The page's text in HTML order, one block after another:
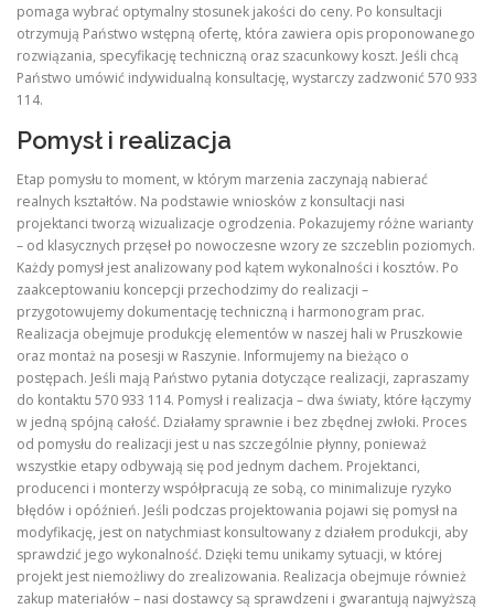
pomaga wybrać optymalny stosunek jakości do ceny. Po konsultacji
otrzymują Państwo wstępną ofertę, która zawiera opis proponowanego
rozwiązania, specyfikację techniczną oraz szacunkowy koszt. Jeśli chcą
Państwo umówić indywidualną konsultację, wystarczy zadzwonić 570 933
114.
Pomysł i realizacja
Etap pomysłu to moment, w którym marzenia zaczynają nabierać
realnych kształtów. Na podstawie wniosków z konsultacji nasi
projektanci tworzą wizualizacje ogrodzenia. Pokazujemy różne warianty
– od klasycznych przęseł po nowoczesne wzory ze szczeblin poziomych.
Każdy pomysł jest analizowany pod kątem wykonalności i kosztów. Po
zaakceptowaniu koncepcji przechodzimy do realizacji –
przygotowujemy dokumentację techniczną i harmonogram prac.
Realizacja obejmuje produkcję elementów w naszej hali w Pruszkowie
oraz montaż na posesji w Raszynie. Informujemy na bieżąco o
postępach. Jeśli mają Państwo pytania dotyczące realizacji, zapraszamy
do kontaktu 570 933 114. Pomysł i realizacja – dwa światy, które łączymy
w jedną spójną całość. Działamy sprawnie i bez zbędnej zwłoki. Proces
od pomysłu do realizacji jest u nas szczególnie płynny, ponieważ
wszystkie etapy odbywają się pod jednym dachem. Projektanci,
producenci i monterzy współpracują ze sobą, co minimalizuje ryzyko
błędów i opóźnień. Jeśli podczas projektowania pojawi się pomysł na
modyfikację, jest on natychmiast konsultowany z działem produkcji, aby
sprawdzić jego wykonalność. Dzięki temu unikamy sytuacji, w której
projekt jest niemożliwy do zrealizowania. Realizacja obejmuje również
zakup materiałów – nasi dostawcy są sprawdzeni i gwarantują najwyższą